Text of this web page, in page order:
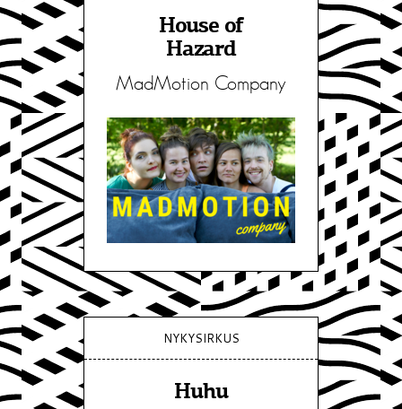
House of
Hazard
MadMotion Company
NYKYSIRKUS
Huhu